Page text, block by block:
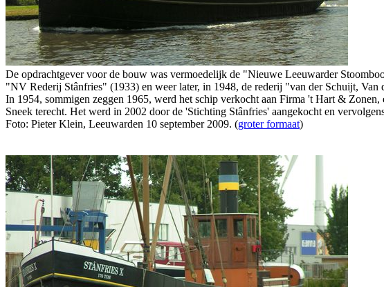
De opdrachtgever voor de bouw was vermoedelijk de "Nieuwe Leeuwarder
"NV Rederij Stânfries" (1933) en weer later, in 1948, de rederij "van der Schuijt, Van
In 1954, sommigen zeggen 1965, werd het schip verkocht aan Firma 't Hart &
Sneek terecht. Het werd in 2002 door de 'Stichting Stânfries' aangekocht en
Foto: Pieter Klein, Leeuwarden 10 september 2009. (groter formaat)